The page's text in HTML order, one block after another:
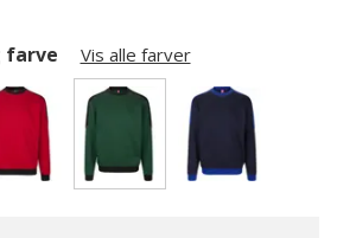
farve Vis alle farver